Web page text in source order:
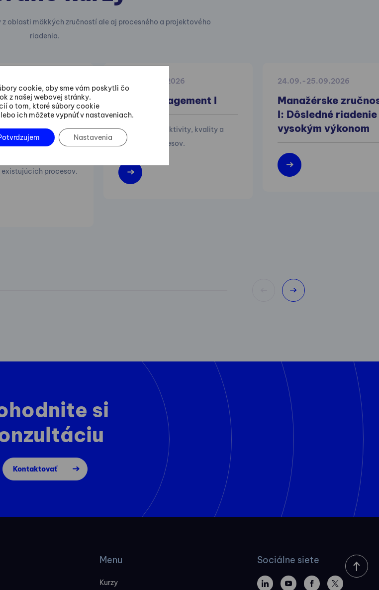
oblasti mäkkých zručností ale aj procesného a projektového
riadenia.
Green Belt
vedenia
procesov.
01.10.-02.10.2026
Lean Management I
Zvyšovanie efektivity, kvality a
flexibility procesov.
24.09.-25.09.2026
Manažérske
I: Dôsledné riadenie
vysokým výkonom
si
Kontaktovať
Menu
Kurzy
Sociálne siete
cookie, aby sme vám poskytli čo
z našej webovej stránky.
o tom, ktoré súbory cookie
ich môžete vypnúť v nastaveniach.
Nastavenia